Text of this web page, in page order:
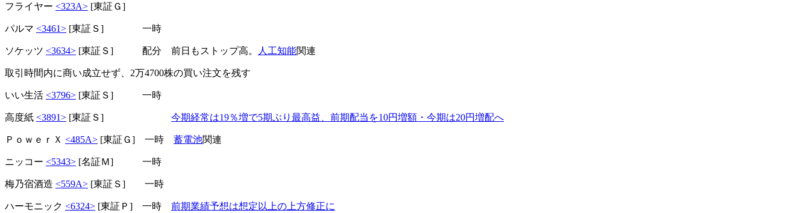
フライヤー <323A> [東証Ｇ]
パルマ <3461> [東証Ｓ] 一時
ソケッツ <3634> [東証Ｓ] 配分 前日もストップ高。 人工知能関連
取引時間内に商い成立せず、2万4700株の買い注文を残す
いい生活 <3796> [東証Ｓ] 一時
高度紙 <3891> [東証Ｓ] 今期経常は19％増で5期ぶり最高益、前期配当を10円増額・今期は20円増配へ
ＰｏｗｅｒＸ <485A> [東証Ｇ] 一時 蓄電池関連
ニッコー <5343> [名証Ｍ] 一時
梅乃宿酒造 <559A> [東証Ｓ] 一時
ハーモニック <6324> [東証Ｐ] 一時 前期業績予想は想定以上の上方修正に